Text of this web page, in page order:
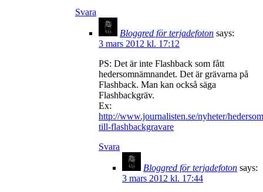
Svara
Bloggred för terjadefoton says:
3 mars 2012 kl. 17:12
PS: Det är inte Flashback som fått
hedersomnämnandet. Det är grävarna på
Flashback. Man kan också säga
Flashbackgräv.
Ex:
http://www.journalisten.se/nyheter/
till-flashbackgravare
Svara
Bloggred för terjadefoton says:
3 mars 2012 kl. 17:44